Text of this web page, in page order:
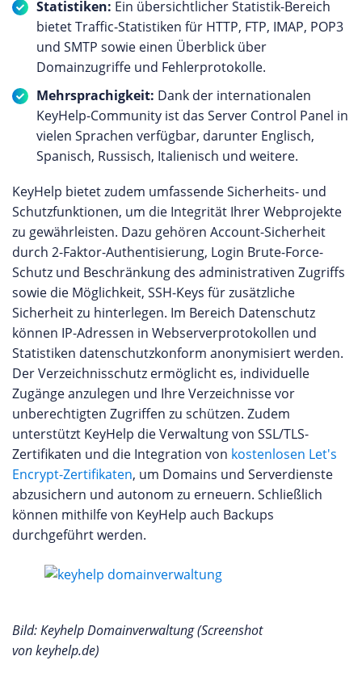
Statistiken: Ein übersichtlicher Statistik-Bereich
bietet Traffic-Statistiken für HTTP, FTP, IMAP, POP3
und SMTP sowie einen Überblick über
Domainzugriffe und Fehlerprotokolle.
Mehrsprachigkeit: Dank der internationalen
KeyHelp-Community ist das Server Control Panel in
vielen Sprachen verfügbar, darunter Englisch,
Spanisch, Russisch, Italienisch und weitere.
KeyHelp bietet zudem umfassende Sicherheits- und
Schutzfunktionen, um die Integrität Ihrer Webprojekte
zu gewährleisten. Dazu gehören Account-Sicherheit
durch 2-Faktor-Authentisierung, Login Brute-Force-
Schutz und Beschränkung des administrativen Zugriffs
sowie die Möglichkeit, SSH-Keys für zusätzliche
Sicherheit zu hinterlegen. Im Bereich Datenschutz
können IP-Adressen in Webserverprotokollen und
Statistiken datenschutzkonform anonymisiert werden.
Der Verzeichnisschutz ermöglicht es, individuelle
Zugänge anzulegen und Ihre Verzeichnisse vor
unberechtigten Zugriffen zu schützen. Zudem
unterstützt KeyHelp die Verwaltung von SSL/TLS-
Zertifikaten und die Integration von kostenlosen Let's
Encrypt-Zertifikaten, um Domains und Serverdienste
abzusichern und autonom zu erneuern. Schließlich
können mithilfe von KeyHelp auch Backups
durchgeführt werden.
Bild: Keyhelp Domainverwaltung (Screenshot
von keyhelp.de)